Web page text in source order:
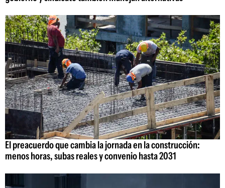
El preacuerdo que cambia la jornada en la construcción:
menos horas, subas reales y convenio hasta 2031